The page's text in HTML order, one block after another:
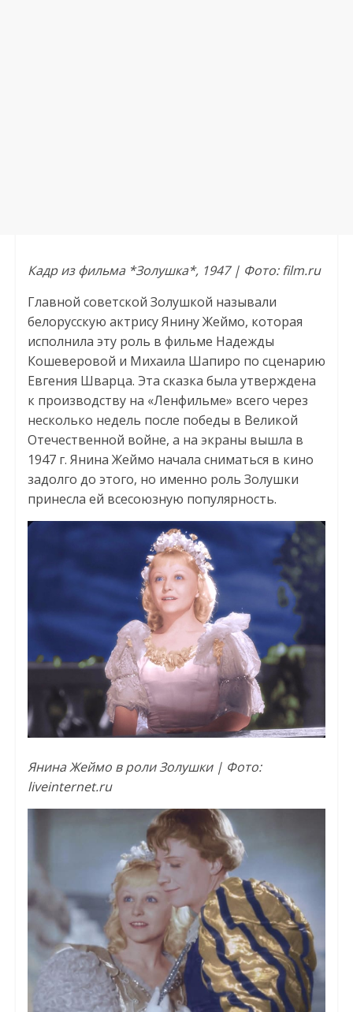
Кадр из фильма *Золушка*, 1947 | Фото: film.ru
Главной советской Золушкой называли
белорусскую актрису Янину Жеймо, которая
исполнила эту роль в фильме Надежды
Кошеверовой и Михаила Шапиро по сценарию
Евгения Шварца. Эта сказка была утверждена
к производству на «Ленфильме» всего через
несколько недель после победы в Великой
Отечественной войне, а на экраны вышла в
1947 г. Янина Жеймо начала сниматься в кино
задолго до этого, но именно роль Золушки
принесла ей всесоюзную популярность.
Янина Жеймо в роли Золушки | Фото:
liveinternet.ru